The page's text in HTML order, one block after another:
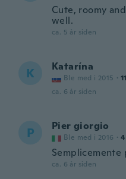
Cute, roomy
well.
ca. 5 år siden
K Katarína
Ble med i 2015 · 11
ca. 6 år siden
P Pier giorgio
Ble med i 2016 · 4
ca. 6 år siden